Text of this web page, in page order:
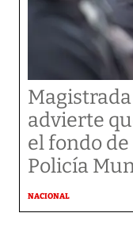
advierte
el fondo
Policía
NACIONAL